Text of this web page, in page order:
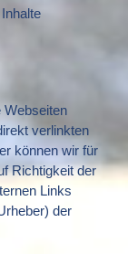
Webseiten
verlinkten
können wir für
Richtigkeit der
Links
der